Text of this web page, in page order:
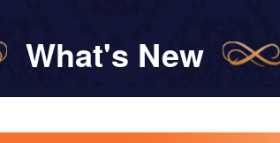
What's New